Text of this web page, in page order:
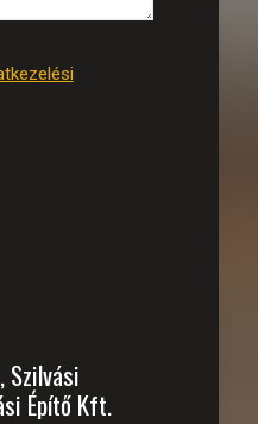
Szilvási
Építő Kft.